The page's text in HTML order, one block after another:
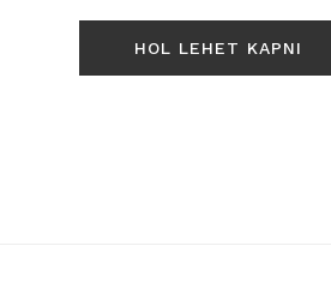
HOL LEHET KAPNI